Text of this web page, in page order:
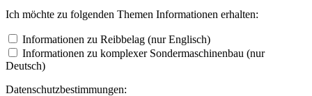
Ich möchte zu folgenden Themen Informationen erhalten:
Informationen zu Reibbelag (nur Englisch)
Informationen zu komplexer Sondermaschinenbau (nur
Deutsch)
Datenschutzbestimmungen: